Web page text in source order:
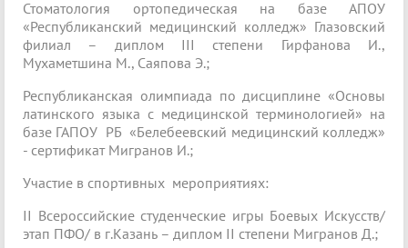
Стоматология ортопедическая на базе АПОУ
«Республиканский медицинский колледж» Глазовский
филиал – диплом III степени Гирфанова И.,
Мухаметшина М., Саяпова Э.;
Республиканская олимпиада по дисциплине «Основы
латинского языка с медицинской терминологией» на
базе ГАПОУ РБ «Белебеевский медицинский колледж»
- сертификат Мигранов И.;
Участие в спортивных мероприятиях:
II Всероссийские студенческие игры Боевых Искусств/
этап ПФО/ в г.Казань – диплом II степени Мигранов Д.;